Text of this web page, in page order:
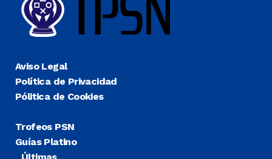
Aviso Legal
Política de Privacidad
Pólitica de Cookies
Trofeos PSN
Guías Platino